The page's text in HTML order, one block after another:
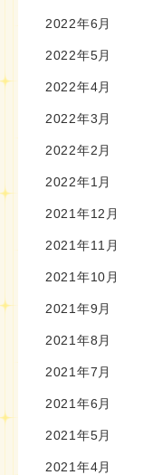
2022年6月
2022年5月
2022年4月
2022年3月
2022年2月
2022年1月
2021年12月
2021年11月
2021年10月
2021年9月
2021年8月
2021年7月
2021年6月
2021年5月
2021年4月